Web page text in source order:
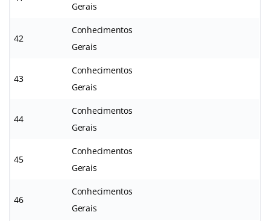
Gerais
42
Conhecimentos
Gerais
43
Conhecimentos
Gerais
44
Conhecimentos
Gerais
45
Conhecimentos
Gerais
46
Conhecimentos
Gerais